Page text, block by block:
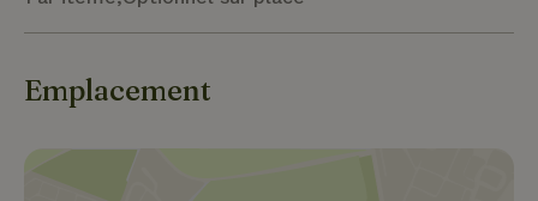
Emplacement